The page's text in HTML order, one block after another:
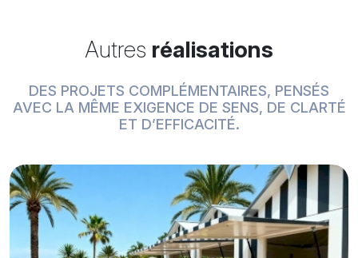
Autres réalisations
DES PROJETS COMPLÉMENTAIRES, PENSÉS
AVEC LA MÊME EXIGENCE DE SENS, DE CLARTÉ
ET D’EFFICACITÉ.